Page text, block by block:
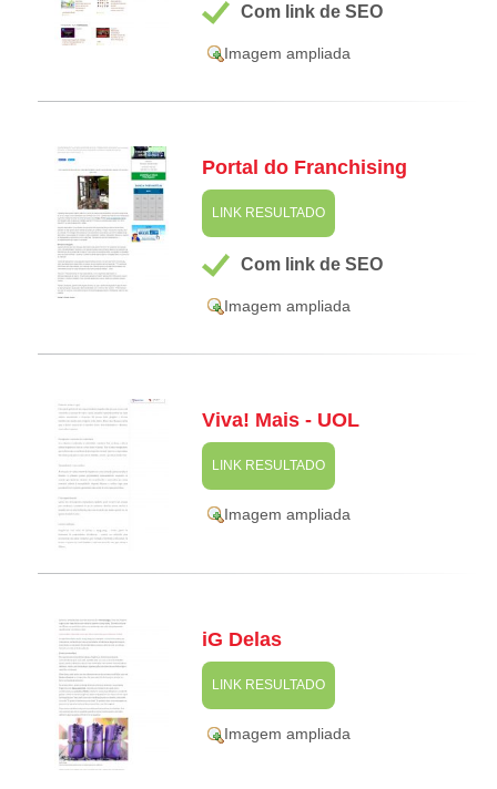
Com link de SEO
Imagem ampliada
Portal do Franchising
LINK RESULTADO
Com link de SEO
Imagem ampliada
Viva! Mais - UOL
LINK RESULTADO
Imagem ampliada
iG Delas
LINK RESULTADO
Imagem ampliada